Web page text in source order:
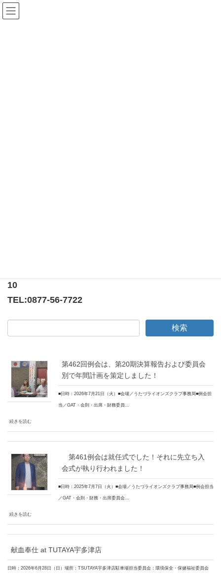
10
TEL:0877-56-7722
第462回例会は、第20期決算報告および委員会
別で年間計画を策定しました！
■日時：2026年7月21日（火）■会場／うたづライオンズクラブ事務局■例会担
当／GAT・会則・出席・財務委員…
続きを読む
第461例会は就任式でした！それに先立ち入
会式が執り行われました！
■日時：2025年7月7日（火）■会場／うたづライオンズクラブ事務局■例会担当
／GAT・会則・財務・出席委員会…
続きを読む
献血奉仕 at TUTAYA宇多津店
日時：2026年6月28日（日）場所：TSUTAYA宇多津店駐車場担当委員会：環境保全・保健福祉委員会